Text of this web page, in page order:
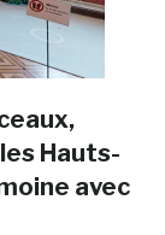
Hauts-
avec